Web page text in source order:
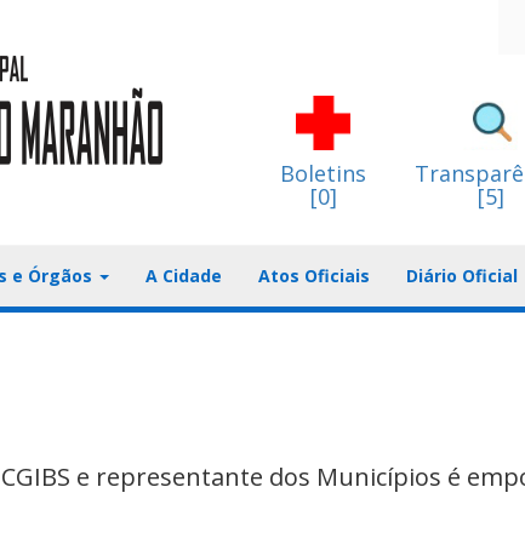
Boletins
[0] [5]
e Órgãos A Cidade Atos Oficiais Diário Oficial
e representante dos Municípios é